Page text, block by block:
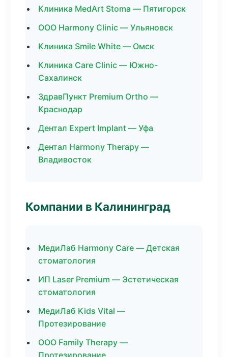
Клиника MedArt Stoma — Пятигорск
ООО Harmony Clinic — Ульяновск
Клиника Smile White — Омск
Клиника Care Clinic — Южно-
Сахалинск
ЗдравПункт Premium Ortho —
Краснодар
Дентал Expert Implant — Уфа
Дентал Harmony Therapy —
Владивосток
Компании в Калининград
МедиЛаб Harmony Care — Детская
стоматология
ИП Laser Premium — Эстетическая
стоматология
МедиЛаб Kids Vital —
Протезирование
ООО Family Therapy —
Протезирование